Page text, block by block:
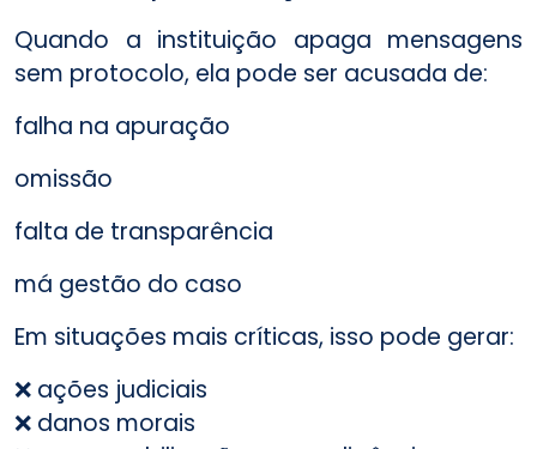
Quando a instituição apaga mensagens
sem protocolo, ela pode ser acusada de:
falha na apuração
omissão
falta de transparência
má gestão do caso
Em situações mais críticas, isso pode gerar:
❌ ações judiciais
❌ danos morais